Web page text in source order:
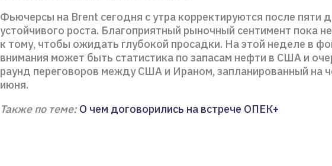
Фьючерсы на Brent сегодня с утра корректируются после пяти
устойчивого роста. Благоприятный рыночный сентимент пока
к тому, чтобы ожидать глубокой просадки. На этой неделе в
внимания может быть статистика по запасам нефти в США и
раунд переговоров между США и Ираном, запланированный на
июня.
Также по теме: О чем договорились на встрече ОПЕК+